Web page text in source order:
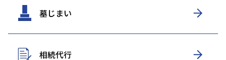
墓じまい
相続代行